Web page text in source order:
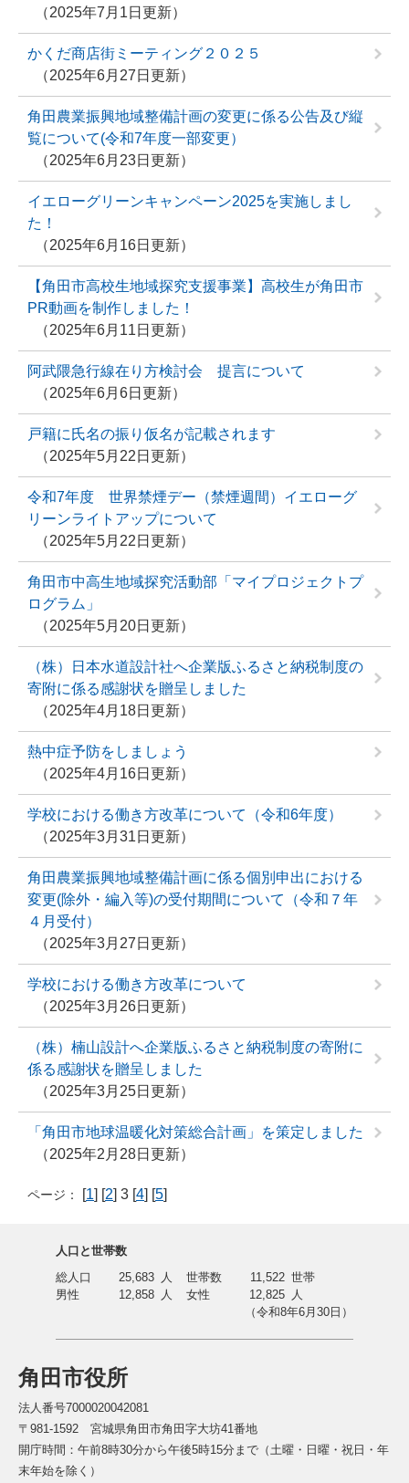
2025年7月1日更新
かくだ商店街ミーティング２０２５
2025年6月27日更新
角田農業振興地域整備計画の変更に係る公告及び縦
覧について(令和7年度一部変更）
2025年6月23日更新
イエローグリーンキャンペーン2025を実施しまし
た！
2025年6月16日更新
【角田市高校生地域探究支援事業】高校生が角田市
PR動画を制作しました！
2025年6月11日更新
阿武隈急行線在り方検討会 提言について
2025年6月6日更新
戸籍に氏名の振り仮名が記載されます
2025年5月22日更新
令和7年度 世界禁煙デー（禁煙週間）イエローグ
リーンライトアップについて
2025年5月22日更新
角田市中高生地域探究活動部「マイプロジェクトプ
ログラム」
2025年5月20日更新
（株）日本水道設計社へ企業版ふるさと納税制度の
寄附に係る感謝状を贈呈しました
2025年4月18日更新
熱中症予防をしましょう
2025年4月16日更新
学校における働き方改革について（令和6年度）
2025年3月31日更新
角田農業振興地域整備計画に係る個別申出における
変更(除外・編入等)の受付期間について（令和７年
４月受付）
2025年3月27日更新
学校における働き方改革について
2025年3月26日更新
（株）楠山設計へ企業版ふるさと納税制度の寄附に
係る感謝状を贈呈しました
2025年3月25日更新
「角田市地球温暖化対策総合計画」を策定しました
2025年2月28日更新
ページ： [1] [2] 3 [4] [5]
角田市役所
法人番号7000020042081
〒981-1592 宮城県角田市角田字大坊41番地
開庁時間：午前8時30分から午後5時15分まで（土曜・日曜・祝日・年
末年始を除く）
人口と世帯数
総人口
25,683 人 世帯数 11,522 世帯
男性
12,858 人 女性 12,825 人
（令和8年6月30日）